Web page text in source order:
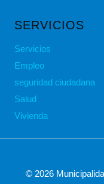
SERVICIOS
Servicios
Empleo
seguridad ciudadana
Salud
Vivienda
© 2026